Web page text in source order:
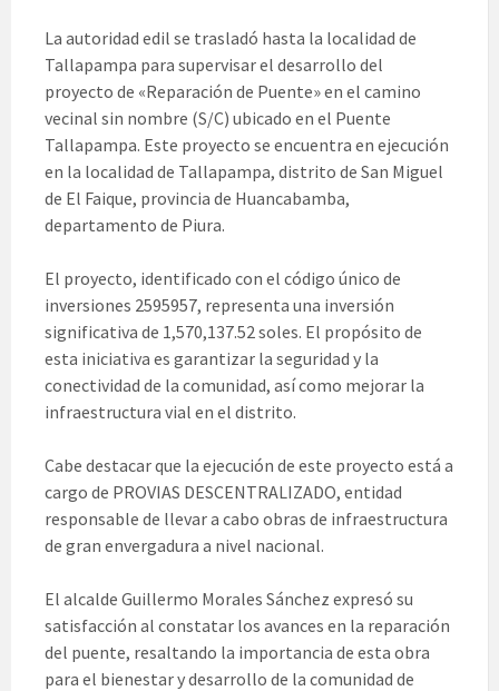
La autoridad edil se trasladó hasta la localidad de
Tallapampa para supervisar el desarrollo del
proyecto de «Reparación de Puente» en el camino
vecinal sin nombre (S/C) ubicado en el Puente
Tallapampa. Este proyecto se encuentra en ejecución
en la localidad de Tallapampa, distrito de San Miguel
de El Faique, provincia de Huancabamba,
departamento de Piura.
El proyecto, identificado con el código único de
inversiones 2595957, representa una inversión
significativa de 1,570,137.52 soles. El propósito de
esta iniciativa es garantizar la seguridad y la
conectividad de la comunidad, así como mejorar la
infraestructura vial en el distrito.
Cabe destacar que la ejecución de este proyecto está a
cargo de PROVIAS DESCENTRALIZADO, entidad
responsable de llevar a cabo obras de infraestructura
de gran envergadura a nivel nacional.
El alcalde Guillermo Morales Sánchez expresó su
satisfacción al constatar los avances en la reparación
del puente, resaltando la importancia de esta obra
para el bienestar y desarrollo de la comunidad de